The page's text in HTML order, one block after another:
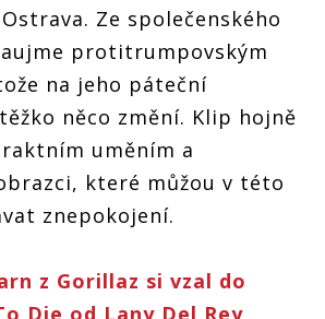
Ze společenského
protitrumpovským
na jeho páteční
něco změní. Klip hojně
uměním a
které můžou v této
znepokojení.
z Gorillaz si vzal do
Die od Lany Del Rey